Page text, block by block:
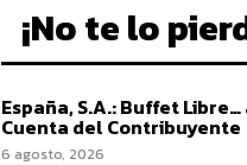
¡No te lo
España, S.A.: Buffet Libre…
Cuenta del Contribuyente
6 agosto, 2026